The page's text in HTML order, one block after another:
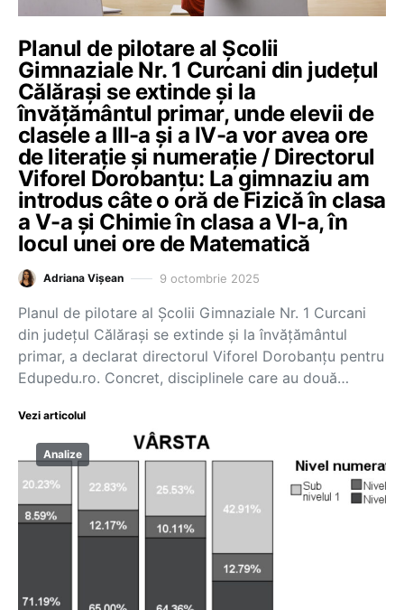
Planul de pilotare al Școlii
Gimnaziale Nr. 1 Curcani din județul
Călărași se extinde și la
învățământul primar, unde elevii de
clasele a III-a și a IV-a vor avea ore
de literație și numerație / Directorul
Viforel Dorobanțu: La gimnaziu am
introdus câte o oră de Fizică în clasa
a V-a și Chimie în clasa a VI-a, în
locul unei ore de Matematică
Adriana Vișean 9 octombrie 2025
Planul de pilotare al Școlii Gimnaziale Nr. 1 Curcani
din județul Călărași se extinde și la învățământul
primar, a declarat directorul Viforel Dorobanțu pentru
Edupedu.ro. Concret, disciplinele care au două…
Vezi articolul
Analize